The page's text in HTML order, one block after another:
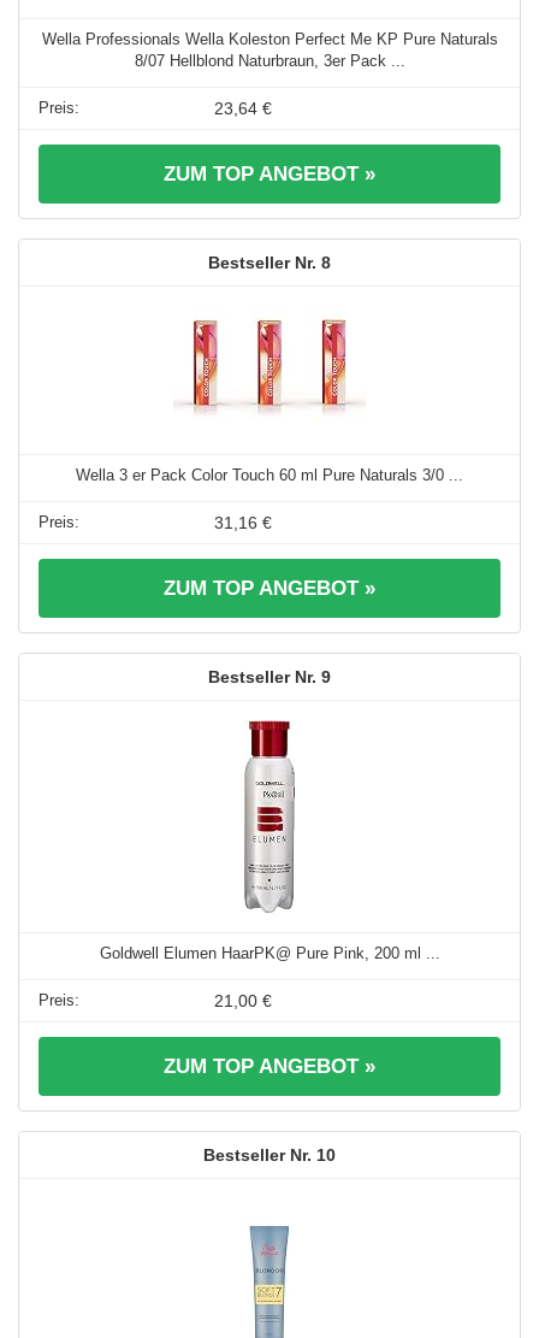
Wella Professionals Wella Koleston Perfect Me KP Pure Naturals
8/07 Hellblond Naturbraun, 3er Pack ...
23,64 €
ZUM TOP ANGEBOT »
8
Wella 3 er Pack Color Touch 60 ml Pure Naturals 3/0 ...
31,16 €
ZUM TOP ANGEBOT »
9
Goldwell Elumen HaarPK@ Pure Pink, 200 ml ...
21,00 €
ZUM TOP ANGEBOT »
10